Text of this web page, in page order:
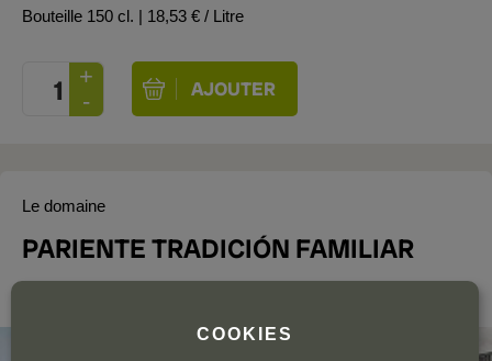
Bouteille 150 cl. | 18,53 € / Litre
Le domaine
PARIENTE TRADICIÓN FAMILIAR
COOKIES